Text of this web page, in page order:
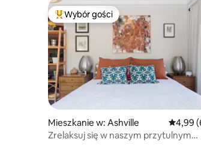
Najpopularniejsze z kategorii Wybór
Wybór gości
Mieszkanie w: Ashville
4,99
Zrelaksuj się w naszym przytulnym